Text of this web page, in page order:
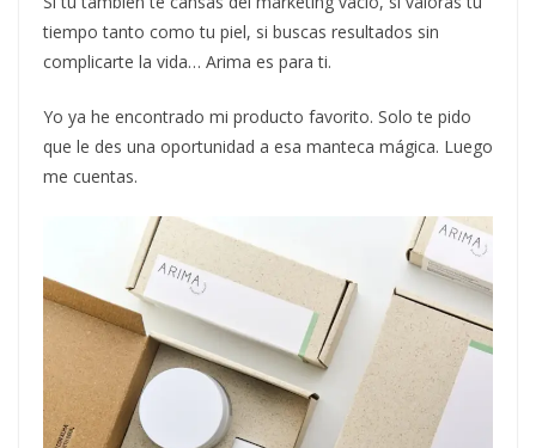
tiempo tanto como tu piel, si buscas resultados sin
complicarte la vida… Arima es para ti.
Yo ya he encontrado mi producto favorito. Solo te pido
que le des una oportunidad a esa manteca mágica. Luego
me cuentas.